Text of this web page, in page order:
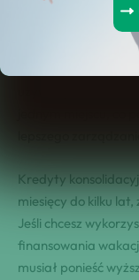
wakacje. Kredyty
konsolidacji innych
pożyczki i inne
Kredyty
miesięcy do kilku lat,
Jeśli chcesz
finansowania
musiał ponieść